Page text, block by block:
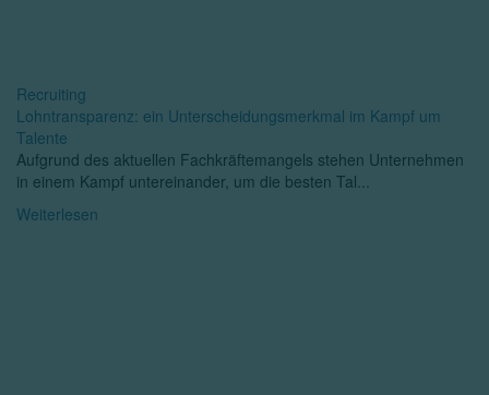
Recruiting
Lohntransparenz: ein Unterscheidungsmerkmal im Kampf um
Talente
Aufgrund des aktuellen Fachkräftemangels stehen Unternehmen
in einem Kampf untereinander, um die besten Tal...
Weiterlesen